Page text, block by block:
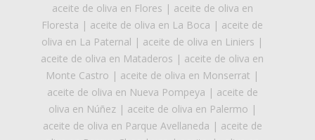
aceite de oliva en Flores | aceite de oliva en
Floresta | aceite de oliva en La Boca | aceite de
oliva en La Paternal | aceite de oliva en Liniers |
aceite de oliva en Mataderos | aceite de oliva en
Monte Castro | aceite de oliva en Monserrat |
aceite de oliva en Nueva Pompeya | aceite de
oliva en Núñez| aceite de oliva en Palermo |
aceite de oliva en Parque Avellaneda | aceite de